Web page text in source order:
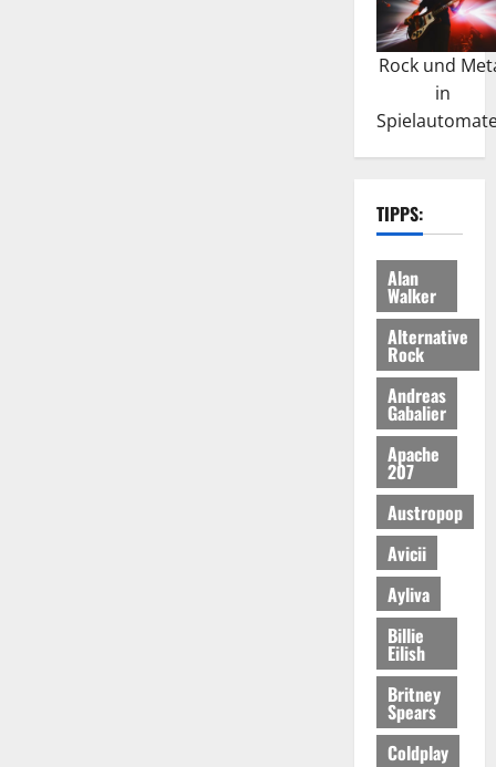
Rock und
in
TIPPS:
Alan
Walker
Alternative
Rock
Andreas
Gabalier
Apache
207
Austropop
Avicii
Ayliva
Billie
Eilish
Britney
Spears
Coldplay